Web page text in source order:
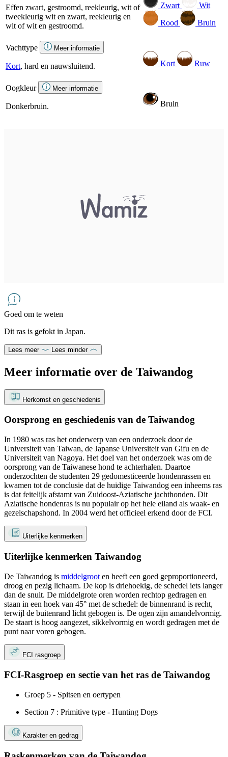
Effen zwart, gestroomd, reekleurig, wit of
tweekleurig wit en zwart, reekleurig en
wit of wit en gestroomd.
Zwart
Wit
Rood
Bruin
Vachttype Meer informatie
Kort, hard en nauwsluitend. Kort Ruw
Oogkleur Meer informatie
Donkerbruin. Bruin
Goed om te weten
Dit ras is gefokt in Japan.
Lees meer Lees minder
Meer informatie over de Taiwandog
Herkomst en geschiedenis
Oorsprong en geschiedenis van de Taiwandog
In 1980 was ras het onderwerp van een onderzoek door de
Universiteit van Taiwan, de Japanse Universiteit van Gifu en de
Universiteit van Nagoya. Het doel van het onderzoek was om de
oorsprong van de Taiwanese hond te achterhalen. Daartoe
onderzochten de studenten 29 gedomesticeerde hondenrassen en
kwamen tot de conclusie dat de huidige Taiwandog een inheems ras
is dat feitelijk afstamt van Zuidoost-Aziatische jachthonden. Dit
Aziatische hondenras is nu populair op het hele eiland als waak- en
gezelschapshond. In 2004 werd het officieel erkend door de FCI.
Uiterlijke kenmerken
Uiterlijke kenmerken Taiwandog
De Taiwandog is middelgroot en heeft een goed geproportioneerd,
droog en pezig lichaam. De kop is driehoekig, de schedel iets langer
dan de snuit. De middelgrote oren worden rechtop gedragen en
staan ​​in een hoek van 45° met de schedel: de binnenrand is recht,
terwijl de buitenrand licht gebogen is. De ogen zijn amandelvormig.
De staart is hoog aangezet, sikkelvormig en wordt gedragen met de
punt naar voren gebogen.
FCI rasgroep
FCI-Rasgroep en sectie van het ras de Taiwandog
Groep 5 - Spitsen en oertypen
Section 7 : Primitive type - Hunting Dogs
Karakter en gedrag